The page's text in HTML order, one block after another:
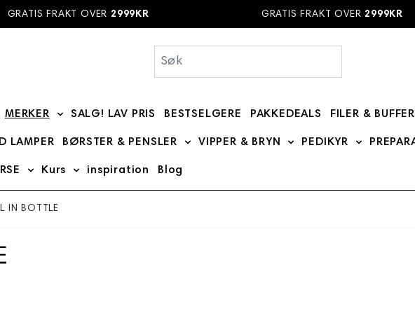
FRAKT OVER2999KR GRATIS FRAKT OVER2999KR
MERKER
SALG! LAV PRIS BESTSELGERE PAKKEDEALS
FILER & BUFFER
LAMPER
BØRSTER & PENSLER
VIPPER & BRYN
PEDIKYR
Kurs
inspiration Blog
IN BOTTLE